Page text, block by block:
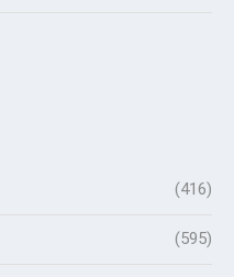
(416)
(595)